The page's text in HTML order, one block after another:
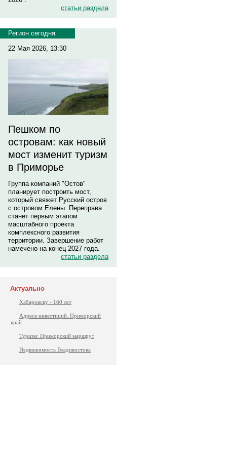
статьи раздела
Регион сегодня
22 Мая 2026, 13:30
Пешком по
островам: как новый
мост изменит туризм
в Приморье
Группа компаний "Остов"
планирует построить мост,
который свяжет Русский остров
с островом Елены. Переправа
станет первым этапом
масштабного проекта
комплексного развития
территории. Завершение работ
намечено на конец 2027 года.
статьи раздела
Актуально
Хабаровску - 160 лет
Адреса инвестиций. Приморский
край
Туризм: Приморский маршрут
Недвижимость Владивостока